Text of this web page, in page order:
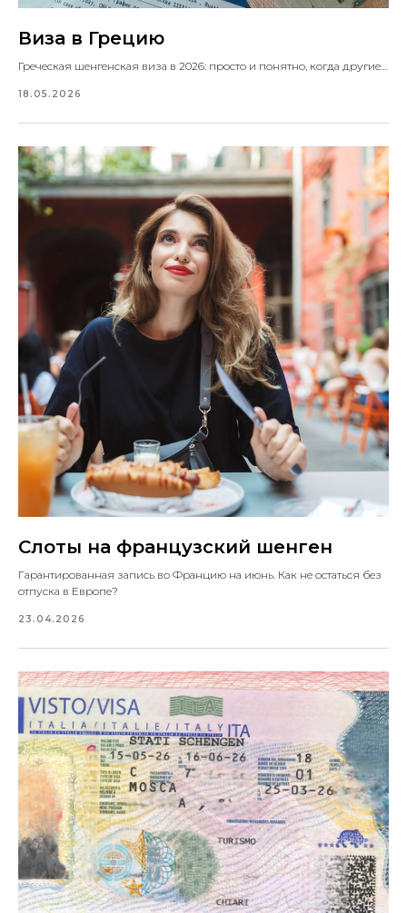
Виза в Грецию
Греческая шенгенская виза в 2026: просто и понятно, когда другие страны усложнили оформление.
18.05.2026
Слоты на французский шенген
Гарантированная запись во Францию на июнь. Как не остаться без
отпуска в Европе?
23.04.2026